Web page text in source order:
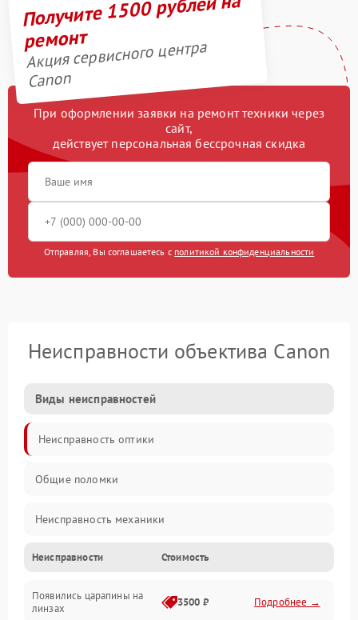
Получите 1500 рублей на
ремонт
Акция сервисного центра
Canon
При оформлении заявки на ремонт техники через
сайт,
действует персональная бессрочная скидка
Отправляя, Вы соглашаетесь с политикой конфиденциальности
Неисправности объектива Canon
Виды неисправностей
Неисправность оптики
Общие поломки
Неисправность механики
Неисправность электроники (если объектив с мотором/
Прочие неисправности
Неисправности Стоимость
Появились царапины на
линзах
3500 ₽ Подробнее →